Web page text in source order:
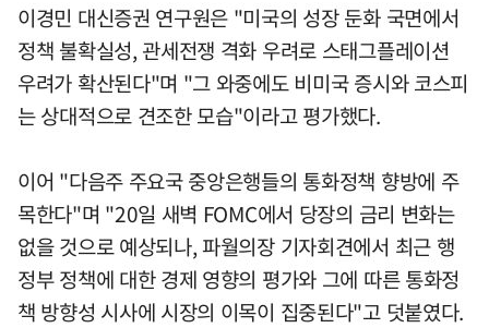
이경민 대신증권 연구원은 "미국의 성장 둔화 국면에서
정책 불확실성, 관세전쟁 격화 우려로 스태그플레이션
우려가 확산된다"며 "그 와중에도 비미국 증시와 코스피
는 상대적으로 견조한 모습"이라고 평가했다.
이어 "다음주 주요국 중앙은행들의 통화정책 향방에 주
목한다"며 "20일 새벽 FOMC에서 당장의 금리 변화는
없을 것으로 예상되나, 파월의장 기자회견에서 최근 행
정부 정책에 대한 경제 영향의 평가와 그에 따른 통화정
책 방향성 시사에 시장의 이목이 집중된다"고 덧붙였다.